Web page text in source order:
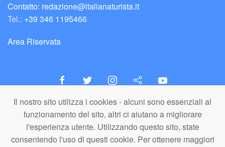
Il nostro sito utilizza i cookies - alcuni sono essenziali al
funzionamento del sito, altri ci aiutano a migliorare
l'esperienza utente. Utilizzando questo sito, state
consentendo l'uso di questi cookie. Per ottenere maggiori
Contatto: redazione@italianaturista.it
Tel.: +39 346 1195466
Area Riservata
italiaNATURISTA
Editore e Redazione
A.N.ITA. Associazione Naturista Italiana (APS)
C.F. 80203710159